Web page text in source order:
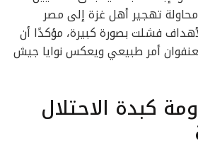
محاولة تهجير أهل غزة إلى مصر
فشلت بصورة كبيرة، مؤكدًا أن
أمر طبيعي ويعكس نوايا جيش
كبدة الاحتلال